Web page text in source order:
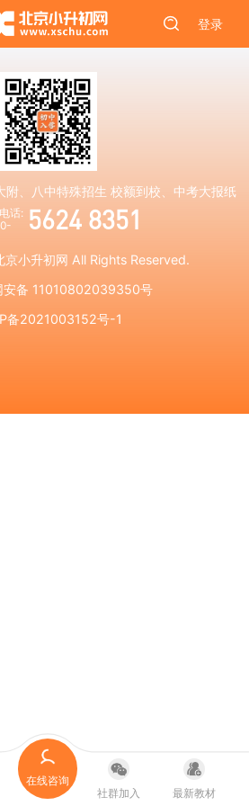
登录
附、八中特殊招生 校额到校、中考大报纸
话: 5624 8351
京小升初网 All Rights Reserved.
安备 11010802039350号
备2021003152号-1
在线咨询
社群加入
最新教材